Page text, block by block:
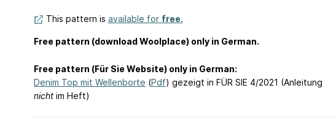
This pattern is available for free.
Free pattern (download Woolplace) only in German.
Free pattern (Für Sie Website) only in German:
Denim Top mit Wellenborte (Pdf) gezeigt in FÜR SIE 4/2021 (Anleitung
nichtim Heft)